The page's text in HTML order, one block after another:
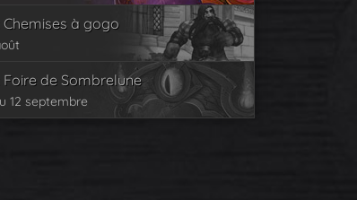
Chemises à gogo
Foire de Sombrelune
12 septembre